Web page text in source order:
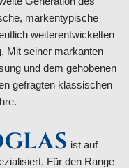
markentypische
weiterentwickelten
Mit seiner markanten
und dem gehobenen
gefragten klassischen
ist auf
Für den Range